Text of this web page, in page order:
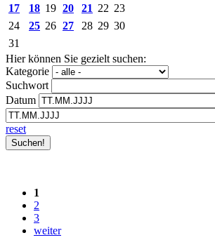
17
18 19 20 21 22 23
24
25 26 27 28 29 30
31
Hier können Sie gezielt suchen:
Kategorie
Suchwort
Datum
reset
1
2
3
weiter